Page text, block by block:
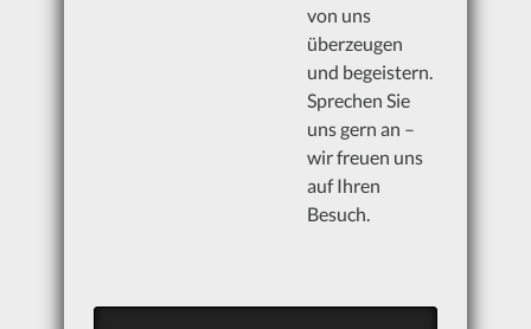
von uns
überzeugen
und begeistern.
Sprechen Sie
uns gern an –
wir freuen uns
auf Ihren
Besuch.